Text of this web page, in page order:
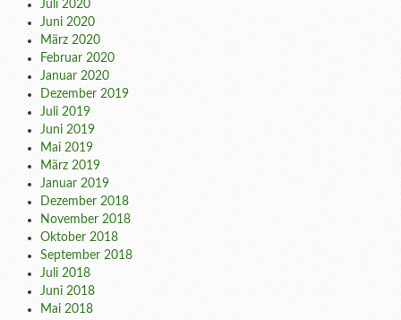
Juli 2020
Juni 2020
März 2020
Februar 2020
Januar 2020
Dezember 2019
Juli 2019
Juni 2019
Mai 2019
März 2019
Januar 2019
Dezember 2018
November 2018
Oktober 2018
September 2018
Juli 2018
Juni 2018
Mai 2018